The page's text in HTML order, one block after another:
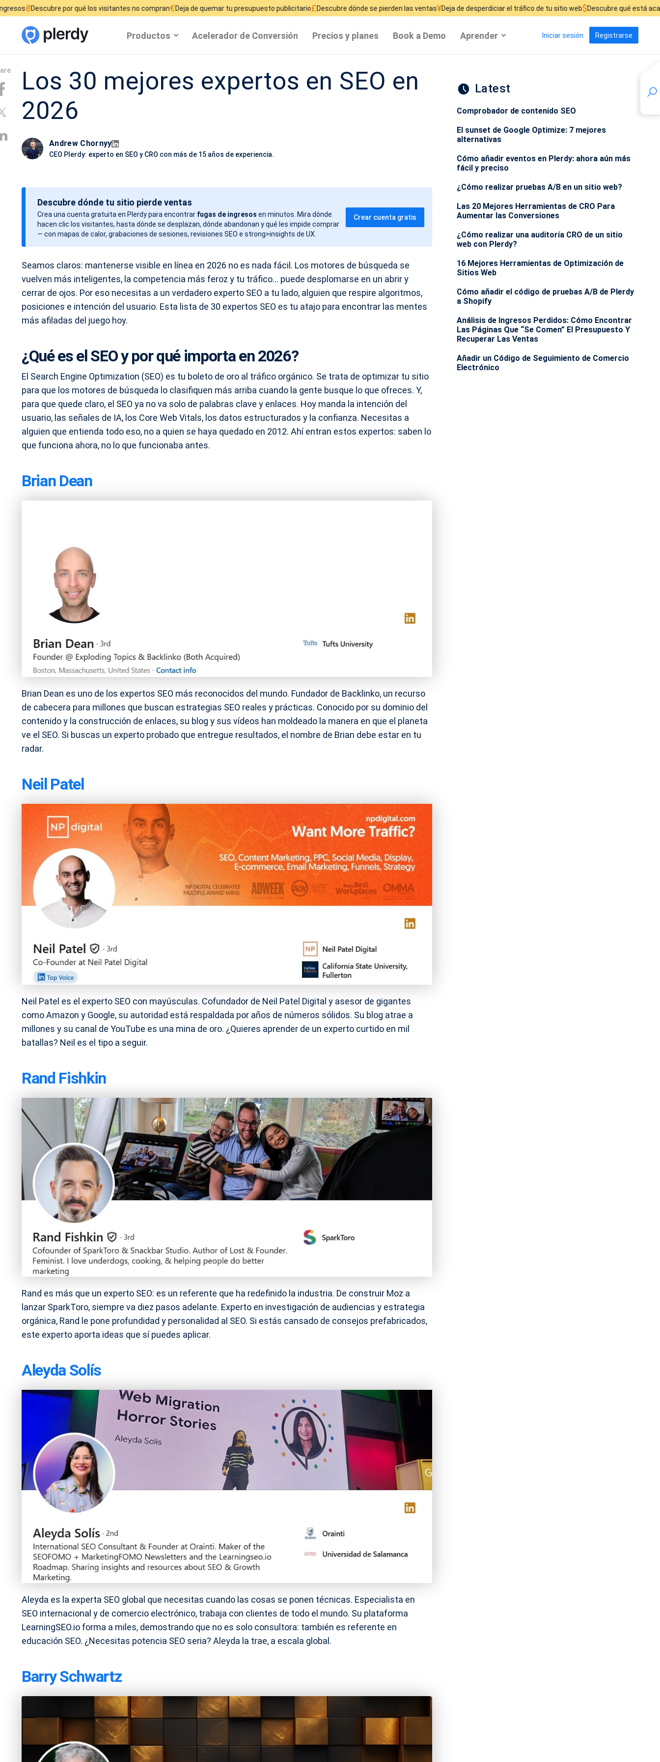
por qué los visitantes no compran€Deja de quemar tu presupuesto publicitario£Descubre dónde se pierden las ventas¥Deja de desperdiciar el tráfico de tu sitio web$ Descubre qué está acabando con tus
Productos Acelerador de Conversión Precios y planes Book a Demo Aprender Iniciar sesión Registrarse
Los 30 mejores expertos en SEO en
2026
Andrew Chornyy
CEO Plerdy: experto en SEO y CRO con más de 15 años de experiencia.
Descubre dónde tu sitio pierde ventas
Crea una cuenta gratuita en Plerdy para encontrar fugas de ingresos en minutos. Mira dónde
hacen clic los visitantes, hasta dónde se desplazan, dónde abandonan y qué les impide comprar
— con mapas de calor, grabaciones de sesiones, revisiones SEO e strong>insights de UX.
Crear cuenta gratis
Seamos claros: mantenerse visible en línea en 2026 no es nada fácil. Los motores de búsqueda se
vuelven más inteligentes, la competencia más feroz y tu tráfico… puede desplomarse en un abrir y
cerrar de ojos. Por eso necesitas a un verdadero experto SEO a tu lado, alguien que respire algoritmos,
posiciones e intención del usuario. Esta lista de 30 expertos SEO es tu atajo para encontrar las mentes
más afiladas del juego hoy.
¿Qué es el SEO y por qué importa en 2026?
El Search Engine Optimization (SEO) es tu boleto de oro al tráfico orgánico. Se trata de optimizar tu sitio
para que los motores de búsqueda lo clasifiquen más arriba cuando la gente busque lo que ofreces. Y,
para que quede claro, el SEO ya no va solo de palabras clave y enlaces. Hoy manda la intención del
usuario, las señales de IA, los Core Web Vitals, los datos estructurados y la confianza. Necesitas a
alguien que entienda todo eso, no a quien se haya quedado en 2012. Ahí entran estos expertos: saben lo
que funciona ahora, no lo que funcionaba antes.
Brian Dean
Brian Dean es uno de los expertos SEO más reconocidos del mundo. Fundador de Backlinko, un recurso
de cabecera para millones que buscan estrategias SEO reales y prácticas. Conocido por su dominio del
contenido y la construcción de enlaces, su blog y sus vídeos han moldeado la manera en que el planeta
ve el SEO. Si buscas un experto probado que entregue resultados, el nombre de Brian debe estar en tu
radar.
Neil Patel
Neil Patel es el experto SEO con mayúsculas. Cofundador de Neil Patel Digital y asesor de gigantes
como Amazon y Google, su autoridad está respaldada por años de números sólidos. Su blog atrae a
millones y su canal de YouTube es una mina de oro. ¿Quieres aprender de un experto curtido en mil
batallas? Neil es el tipo a seguir.
Rand Fishkin
Rand es más que un experto SEO: es un referente que ha redefinido la industria. De construir Moz a
lanzar SparkToro, siempre va diez pasos adelante. Experto en investigación de audiencias y estrategia
orgánica, Rand le pone profundidad y personalidad al SEO. Si estás cansado de consejos prefabricados,
este experto aporta ideas que sí puedes aplicar.
Aleyda Solís
Aleyda es la experta SEO global que necesitas cuando las cosas se ponen técnicas. Especialista en
SEO internacional y de comercio electrónico, trabaja con clientes de todo el mundo. Su plataforma
LearningSEO.io forma a miles, demostrando que no es solo consultora: también es referente en
educación SEO. ¿Necesitas potencia SEO seria? Aleyda la trae, a escala global.
Barry Schwartz
Latest
Comprobador de contenido SEO
El sunset de Google Optimize: 7 mejores
alternativas
Cómo añadir eventos en Plerdy: ahora aún más
fácil y preciso
¿Cómo realizar pruebas A/B en un sitio web?
Las 20 Mejores Herramientas de CRO Para
Aumentar las Conversiones
¿Cómo realizar una auditoría CRO de un sitio
web con Plerdy?
16 Mejores Herramientas de Optimización de
Sitios Web
Cómo añadir el código de pruebas A/B de Plerdy
a Shopify
Análisis de Ingresos Perdidos: Cómo Encontrar
Las Páginas Que “Se Comen” El Presupuesto Y
Recuperar Las Ventas
Añadir un Código de Seguimiento de Comercio
Electrónico